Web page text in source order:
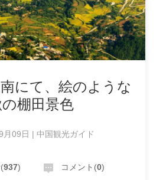
にて、絵のような
棚田景色
月09日 | 中国観光ガイド
937) コメント(0)